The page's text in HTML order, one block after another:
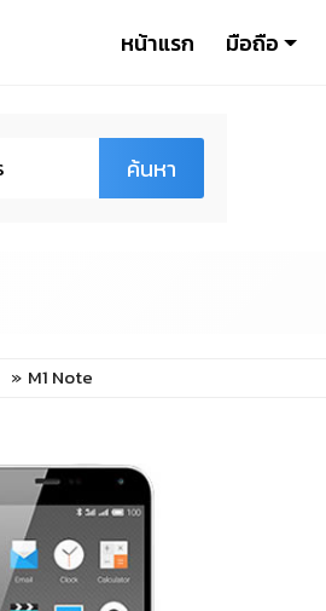
หน้าแรก มือถือ
ค้นหา
M1 Note